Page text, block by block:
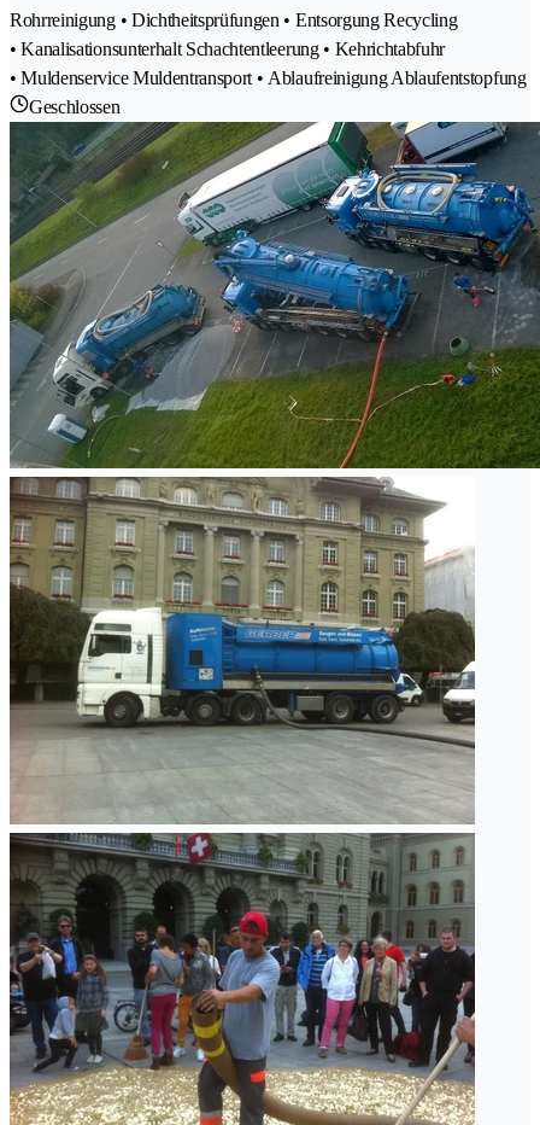
Rohrreinigung • Dichtheitsprüfungen • Entsorgung Recycling
• Kanalisationsunterhalt Schachtentleerung • Kehrichtabfuhr
• Muldenservice Muldentransport • Ablaufreinigung Ablaufentstopfung
Geschlossen